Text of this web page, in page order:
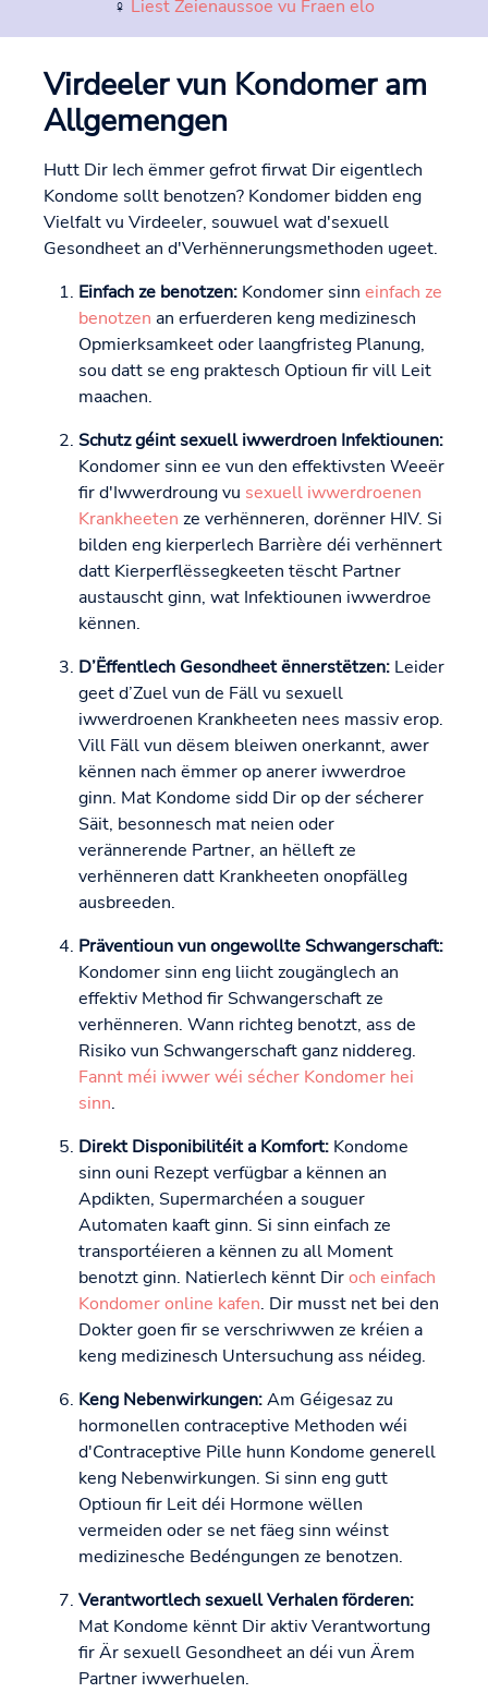
♀ Liest Zeienaussoe vu Fraen elo
Virdeeler vun Kondomer am
Allgemengen
Hutt Dir Iech ëmmer gefrot firwat Dir eigentlech
Kondome sollt benotzen? Kondomer bidden eng
Vielfalt vu Virdeeler, souwuel wat d'sexuell
Gesondheet an d'Verhënnerungsmethoden ugeet.
Einfach ze benotzen: Kondomer sinn einfach ze
benotzen an erfuerderen keng medizinesch
Opmierksamkeet oder laangfristeg Planung,
sou datt se eng praktesch Optioun fir vill Leit
maachen.
Schutz géint sexuell iwwerdroen Infektiounen:
Kondomer sinn ee vun den effektivsten Weeër
fir d'Iwwerdroung vu sexuell iwwerdroenen
Krankheeten ze verhënneren, dorënner HIV. Si
bilden eng kierperlech Barrière déi verhënnert
datt Kierperflëssegkeeten tëscht Partner
austauscht ginn, wat Infektiounen iwwerdroe
kënnen.
D’Ëffentlech Gesondheet ënnerstëtzen: Leider
geet d’Zuel vun de Fäll vu sexuell
iwwerdroenen Krankheeten nees massiv erop.
Vill Fäll vun dësem bleiwen onerkannt, awer
kënnen nach ëmmer op anerer iwwerdroe
ginn. Mat Kondome sidd Dir op der sécherer
Säit, besonnesch mat neien oder
verännerende Partner, an hëlleft ze
verhënneren datt Krankheeten onopfälleg
ausbreeden.
Präventioun vun ongewollte Schwangerschaft:
Kondomer sinn eng liicht zougänglech an
effektiv Method fir Schwangerschaft ze
verhënneren. Wann richteg benotzt, ass de
Risiko vun Schwangerschaft ganz niddereg.
Fannt méi iwwer wéi sécher Kondomer hei
sinn.
Direkt Disponibilitéit a Komfort: Kondome
sinn ouni Rezept verfügbar a kënnen an
Apdikten, Supermarchéen a souguer
Automaten kaaft ginn. Si sinn einfach ze
transportéieren a kënnen zu all Moment
benotzt ginn. Natierlech kënnt Diroch einfach
Kondomer online kafen. Dir musst net bei den
Dokter goen fir se verschriwwen ze kréien a
keng medizinesch Untersuchung ass néideg.
Keng Nebenwirkungen:Am Géigesaz zu
hormonellen contraceptive Methoden wéi
d'Contraceptive Pille hunn Kondome generell
keng Nebenwirkungen. Si sinn eng gutt
Optioun fir Leit déi Hormone wëllen
vermeiden oder se net fäeg sinn wéinst
medizinesche Bedéngungen ze benotzen.
Verantwortlech sexuell Verhalen förderen:
Mat Kondome kënnt Dir aktiv Verantwortung
fir Är sexuell Gesondheet an déi vun Ärem
Partner iwwerhuelen.